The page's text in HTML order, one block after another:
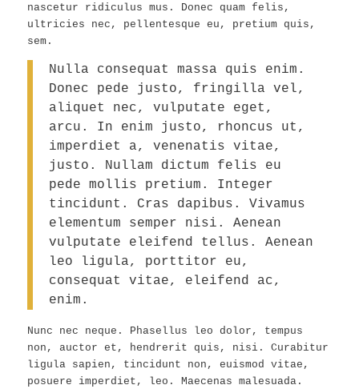
nascetur ridiculus mus. Donec quam felis,
ultricies nec, pellentesque eu, pretium quis,
sem.
Nulla consequat massa quis enim.
Donec pede justo, fringilla vel,
aliquet nec, vulputate eget,
arcu. In enim justo, rhoncus ut,
imperdiet a, venenatis vitae,
justo. Nullam dictum felis eu
pede mollis pretium. Integer
tincidunt. Cras dapibus. Vivamus
elementum semper nisi. Aenean
vulputate eleifend tellus. Aenean
leo ligula, porttitor eu,
consequat vitae, eleifend ac,
enim.
Nunc nec neque. Phasellus leo dolor, tempus
non, auctor et, hendrerit quis, nisi. Curabitur
ligula sapien, tincidunt non, euismod vitae,
posuere imperdiet, leo. Maecenas malesuada.